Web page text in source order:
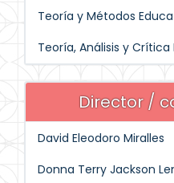
Teoría y Métodos
Teoría, Análisis y Crítica
Director /
David Eleodoro Miralles
Donna Terry Jackson